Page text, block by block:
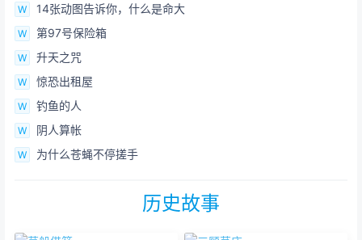
14张动图告诉你，什么是命大
第97号保险箱
升天之咒
惊恐出租屋
钓鱼的人
阴人算帐
为什么苍蝇不停搓手
历史故事